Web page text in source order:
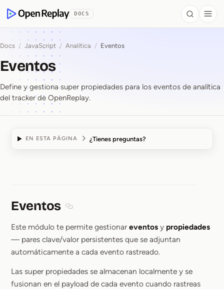
OpenReplay
DOCS Search
Docs / JavaScript / Analítica / Eventos
Eventos
Define y gestiona super propiedades para los eventos de analítica
del tracker de OpenReplay.
EN ESTA PÁGINA ¿Tienes preguntas?
Eventos
Este módulo te permite gestionar eventos y propiedades
— pares clave/valor persistentes que se adjuntan
automáticamente a cada evento rastreado.
Las super propiedades se almacenan localmente y se
fusionan en el payload de cada evento cuando rastreas